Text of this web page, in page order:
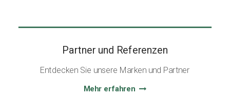
Partner und Referenzen
Entdecken Sie unsere Marken und Partner
Mehr erfahren